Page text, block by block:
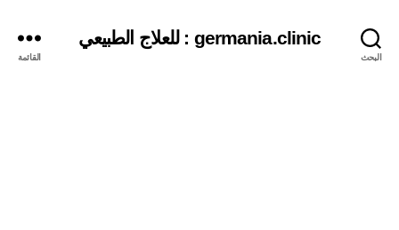
البحث
germania.clinic : للعلاج الطبيعي
القائمة